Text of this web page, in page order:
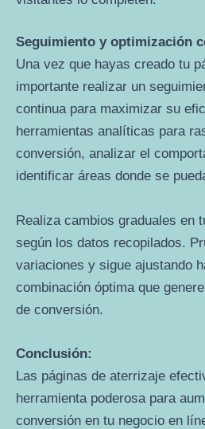
Seguimiento y optimización
Una vez que hayas creado tu
importante realizar un
continua para maximizar su
herramientas analíticas para
conversión, analizar el
identificar áreas donde se
Realiza cambios graduales en
según los datos recopilados.
variaciones y sigue ajustando
combinación óptima que
de conversión.
Conclusión:
Las páginas de aterrizaje
herramienta poderosa para
conversión en tu negocio en